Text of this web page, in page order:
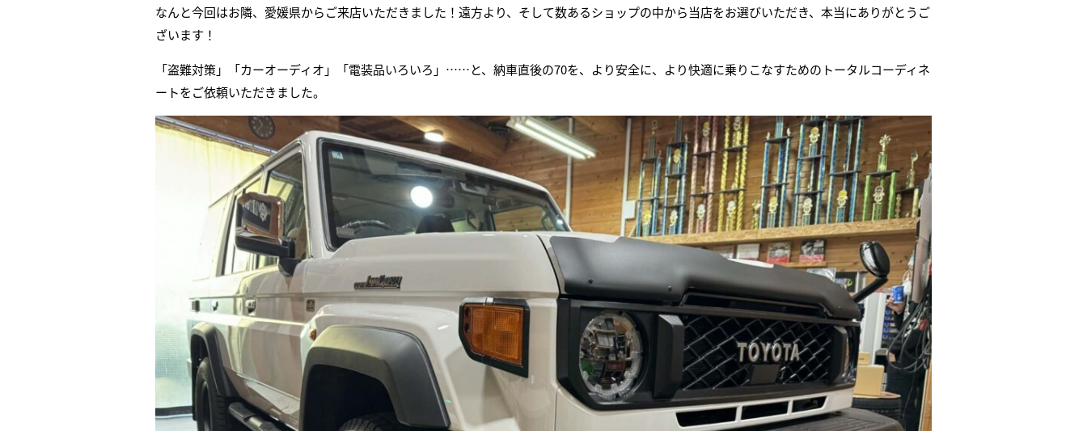
なんと今回はお隣、愛媛県からご来店いただきました！遠方より、そして数あるショップの中から当店をお選びいただき、本当にありがとうご
ざいます！
「盗難対策」「カーオーディオ」「電装品いろいろ」……と、納車直後の70を、より安全に、より快適に乗りこなすためのトータルコーディネ
ートをご依頼いただきました。